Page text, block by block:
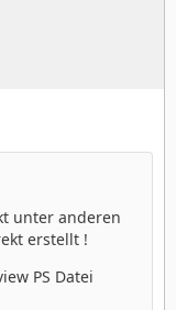
unter anderen
erstellt !
PS Datei